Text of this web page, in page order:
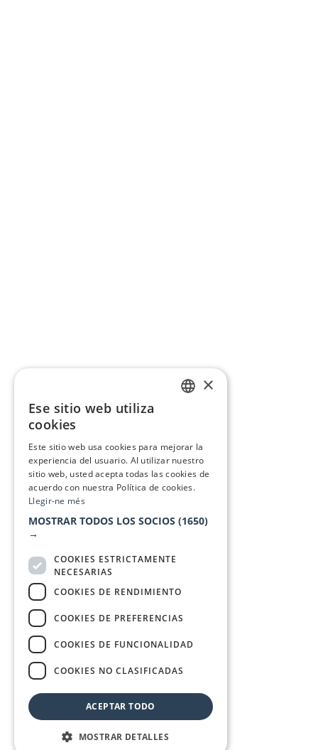
×
Ese sitio web utiliza
cookies
Este sitio web usa cookies para mejorar la
experiencia del usuario. Al utilizar nuestro
sitio web, usted acepta todas las cookies de
acuerdo con nuestra Política de cookies.
Llegir-ne més
MOSTRAR TODOS LOS SOCIOS (1650)
→
COOKIES ESTRICTAMENTE
NECESARIAS
COOKIES DE RENDIMIENTO
COOKIES DE PREFERENCIAS
COOKIES DE FUNCIONALIDAD
COOKIES NO CLASIFICADAS
ACEPTAR TODO
MOSTRAR DETALLES